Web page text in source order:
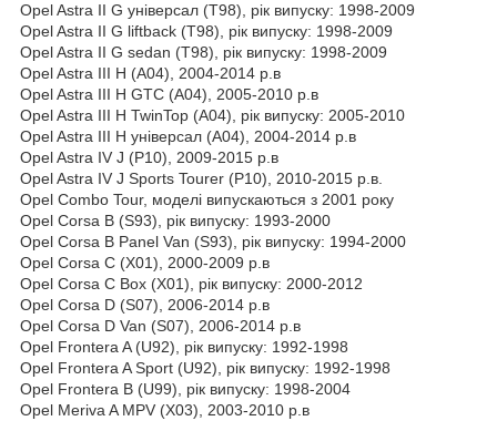
Opel Astra II G універсал (T98), рік випуску: 1998-2009
Opel Astra II G liftback (T98), рік випуску: 1998-2009
Opel Astra II G sedan (T98), рік випуску: 1998-2009
Opel Astra III H (A04), 2004-2014 р.в
Opel Astra III H GTC (A04), 2005-2010 р.в
Opel Astra III H TwinTop (A04), рік випуску: 2005-2010
Opel Astra III H універсал (A04), 2004-2014 р.в
Opel Astra IV J (P10), 2009-2015 р.в
Opel Astra IV J Sports Tourer (P10), 2010-2015 р.в.
Opel Combo Tour, моделі випускаються з 2001 року
Opel Corsa B (S93), рік випуску: 1993-2000
Opel Corsa B Panel Van (S93), рік випуску: 1994-2000
Opel Corsa C (X01), 2000-2009 р.в
Opel Corsa C Box (X01), рік випуску: 2000-2012
Opel Corsa D (S07), 2006-2014 р.в
Opel Corsa D Van (S07), 2006-2014 р.в
Opel Frontera A (U92), рік випуску: 1992-1998
Opel Frontera A Sport (U92), рік випуску: 1992-1998
Opel Frontera B (U99), рік випуску: 1998-2004
Opel Meriva A MPV (X03), 2003-2010 р.в